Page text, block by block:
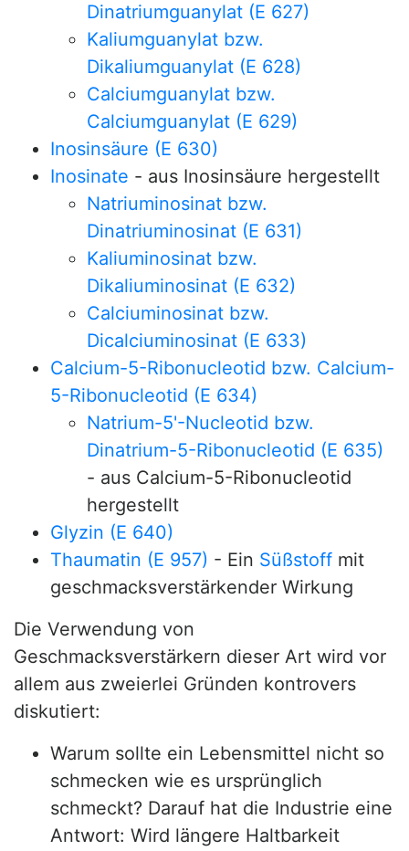
Dinatriumguanylat (E 627)
Kaliumguanylat bzw.
Dikaliumguanylat (E 628)
Calciumguanylat bzw.
Calciumguanylat (E 629)
Inosinsäure (E 630)
Inosinate - aus Inosinsäure hergestellt
Natriuminosinat bzw.
Dinatriuminosinat (E 631)
Kaliuminosinat bzw.
Dikaliuminosinat (E 632)
Calciuminosinat bzw.
Dicalciuminosinat (E 633)
Calcium-5-Ribonucleotid bzw. Calcium-
5-Ribonucleotid (E 634)
Natrium-5'-Nucleotid bzw.
Dinatrium-5-Ribonucleotid (E 635)
- aus Calcium-5-Ribonucleotid
hergestellt
Glyzin (E 640)
Thaumatin (E 957) - Ein Süßstoff mit
geschmacksverstärkender Wirkung
Die Verwendung von
Geschmacksverstärkern dieser Art wird vor
allem aus zweierlei Gründen kontrovers
diskutiert:
Warum sollte ein Lebensmittel nicht so
schmecken wie es ursprünglich
schmeckt? Darauf hat die Industrie eine
Antwort: Wird längere Haltbarkeit